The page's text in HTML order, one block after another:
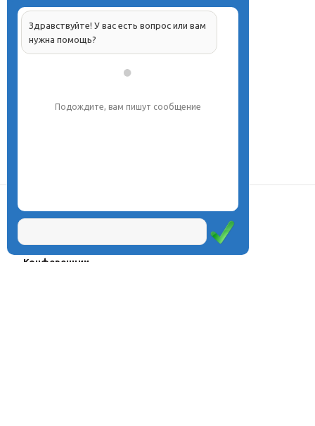
Проекты
Олимпиады
Конферeнции
Здравствуйте! У вас есть вопрос или вам
нужна помощь?
Подождите, вам пишут сообщение